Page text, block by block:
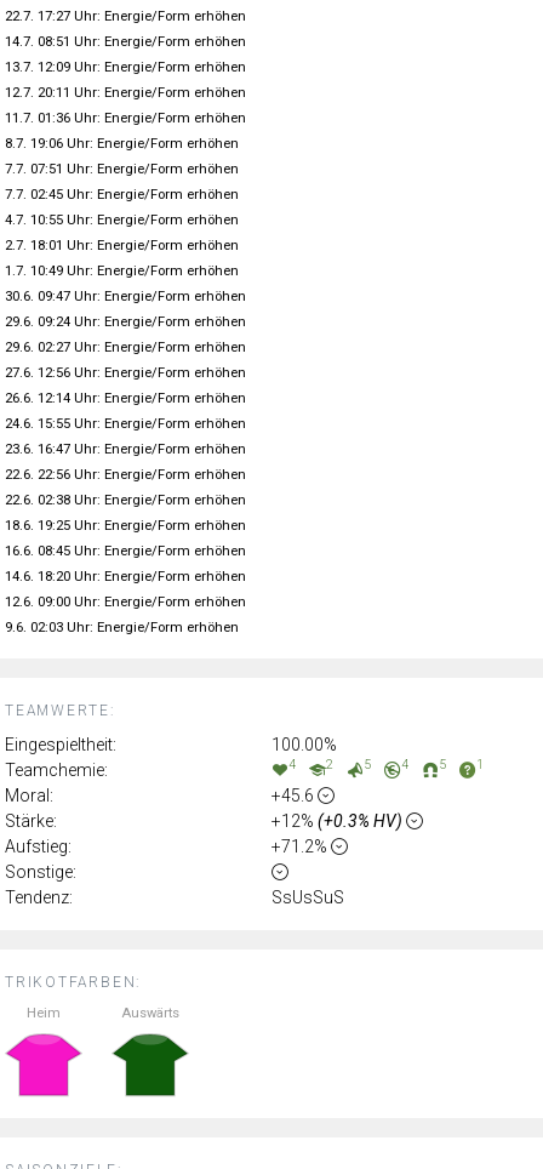
TRIKOTFARBEN:
Heim Auswärts
TEAMWERTE:
Eingespieltheit:
100.00%
Teamchemie:
4 2 5 4 5 1
Moral:
+45.6
Stärke:
+12% (+0.3% HV)
Aufstieg:
+71.2%
Sonstige:
Tendenz:
SsUsSuS
22.7. 17:27 Uhr: Energie/Form erhöhen
14.7. 08:51 Uhr: Energie/Form erhöhen
13.7. 12:09 Uhr: Energie/Form erhöhen
12.7. 20:11 Uhr: Energie/Form erhöhen
11.7. 01:36 Uhr: Energie/Form erhöhen
8.7. 19:06 Uhr: Energie/Form erhöhen
7.7. 07:51 Uhr: Energie/Form erhöhen
7.7. 02:45 Uhr: Energie/Form erhöhen
4.7. 10:55 Uhr: Energie/Form erhöhen
2.7. 18:01 Uhr: Energie/Form erhöhen
1.7. 10:49 Uhr: Energie/Form erhöhen
30.6. 09:47 Uhr: Energie/Form erhöhen
29.6. 09:24 Uhr: Energie/Form erhöhen
29.6. 02:27 Uhr: Energie/Form erhöhen
27.6. 12:56 Uhr: Energie/Form erhöhen
26.6. 12:14 Uhr: Energie/Form erhöhen
24.6. 15:55 Uhr: Energie/Form erhöhen
23.6. 16:47 Uhr: Energie/Form erhöhen
22.6. 22:56 Uhr: Energie/Form erhöhen
22.6. 02:38 Uhr: Energie/Form erhöhen
18.6. 19:25 Uhr: Energie/Form erhöhen
16.6. 08:45 Uhr: Energie/Form erhöhen
14.6. 18:20 Uhr: Energie/Form erhöhen
12.6. 09:00 Uhr: Energie/Form erhöhen
9.6. 02:03 Uhr: Energie/Form erhöhen